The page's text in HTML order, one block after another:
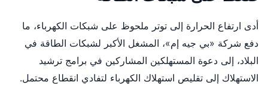
أدى ارتفاع الحرارة إلى توتر ملحوظ على شبكات الكهرباء، ما
دفع شركة «بي جيه إم»، المشغل الأكبر لشبكات الطاقة في
البلاد، إلى دعوة المستهلكين المشاركين في برامج ترشيد
الاستهلاك إلى تقليص استهلاك الكهرباء لتفادي انقطاع محتمل.